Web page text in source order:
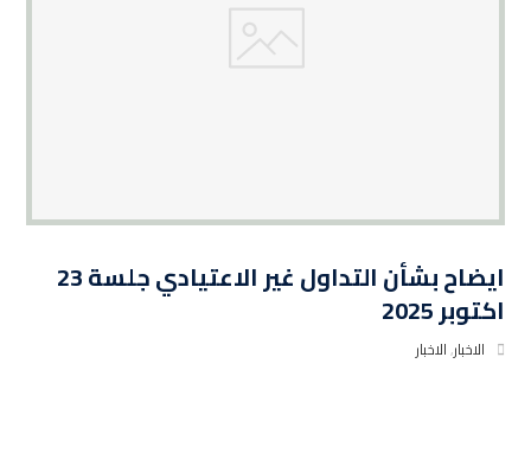
ايضاح بشأن التداول غير الاعتيادي جلسة 23
اكتوبر 2025
الاخبار,الاخبار